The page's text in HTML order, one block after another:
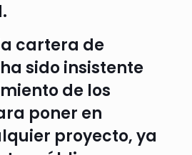
cartera de
sido insistente
de los
poner en
proyecto, ya